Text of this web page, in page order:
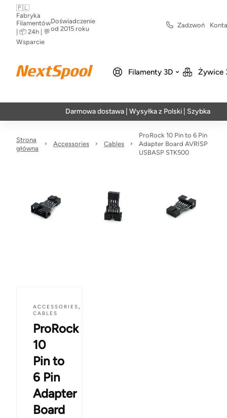
🇵🇱
Fabryka
Filamentów
| 📦 24h | 💬
Wsparcie
Doświadczenie
od 2015 roku
Zadzwoń
Filamenty 3D Żywice
Darmowa dostawa | Wysyłka z Polski | Szybka
Strona
główna
Accessories Cables
ProRock 10 Pin to 6 Pin
Adapter Board AVRISP
USBASP STK500
ACCESSORIES,
CABLES
ProRock
10
Pin to
6 Pin
Adapter
Board